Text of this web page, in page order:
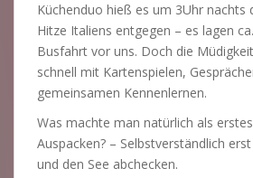
Küchenduo hieß es um 3Uhr nachts
Hitze Italiens entgegen – es lagen
Busfahrt vor uns. Doch die
schnell mit Kartenspielen,
gemeinsamen Kennenlernen.
Was machte man natürlich als
Auspacken? – Selbstverständlich
und den See abchecken.